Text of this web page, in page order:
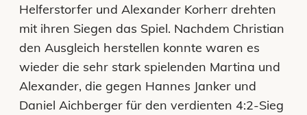
Helferstorfer und Alexander Korherr drehten
mit ihren Siegen das Spiel. Nachdem Christian
den Ausgleich herstellen konnte waren es
wieder die sehr stark spielenden Martina und
Alexander, die gegen Hannes Janker und
Daniel Aichberger für den verdienten 4:2-Sieg